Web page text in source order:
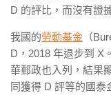
D 的評比，而沒有證
我國的勞動基金 （
D，2018 年退步到 X
華郵政也入列，結果
同獲得 D 評等的國泰